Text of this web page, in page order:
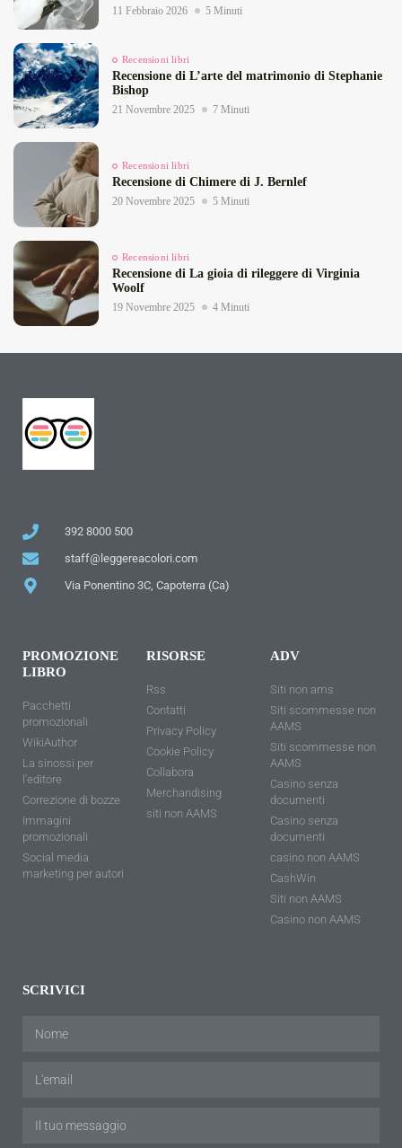
11 Febbraio 2026 5 Minuti
Recensioni libri
Recensione di L’arte del matrimonio di Stephanie
Bishop
21 Novembre 2025 7 Minuti
Recensioni libri
Recensione di Chimere di J. Bernlef
20 Novembre 2025 5 Minuti
Recensioni libri
Recensione di La gioia di rileggere di Virginia
Woolf
19 Novembre 2025 4 Minuti
392 8000 500
staff@leggereacolori.com
Via Ponentino 3C, Capoterra (Ca)
PROMOZIONE
LIBRO
Pacchetti
promozionali
WikiAuthor
La sinossi per
l'editore
Correzione di bozze
Immagini
promozionali
Social media
marketing per autori
RISORSE
Rss
Contatti
Privacy Policy
Cookie Policy
Collabora
Merchandising
siti non AAMS
ADV
Siti non ams
Siti scommesse non
AAMS
Siti scommesse non
AAMS
Casino senza
documenti
Casino senza
documenti
casino non AAMS
CashWin
Siti non AAMS
Casino non AAMS
SCRIVICI